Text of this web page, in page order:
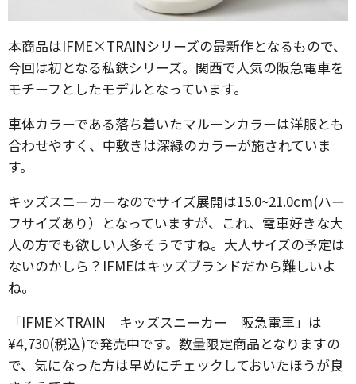
本商品はIFME×TRAINシリーズの最新作となるもので、
今回は初となる私鉄シリーズ。関西で人気の阪急電車を
モチーフとしたモデルとなっています。
車体カラーである落ち着いたマルーンカラーは洋服とも
合わせやすく、中敷きは深緑のカラーが施されていま
す。
キッズスニーカーなのでサイズ展開は15.0~21.0cm(ハー
フサイズあり）となっていますが、これ、電車好きな大
人の方でも欲しい人多そうですね。大人サイズの予定は
ないのかしら？IFMEはキッズブランドだから難しいよ
ね。
「IFME×TRAIN キッズスニーカー 阪急電車」は
¥4,730(税込)で発売中です。数量限定商品となりますの
で、気になった方は早めにチェックしておいたほうが良